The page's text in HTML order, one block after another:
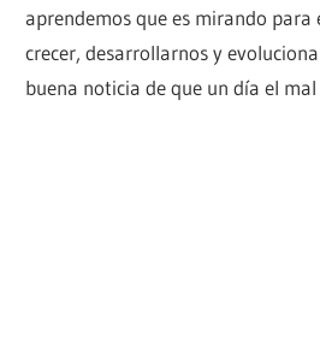
aprendemos que es mirando para
crecer, desarrollarnos y
buena noticia de que un día el